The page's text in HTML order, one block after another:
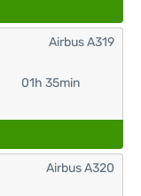
01h 35min
Airbus A319
Airbus A320